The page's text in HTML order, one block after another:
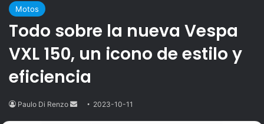
Motos
Todo sobre la nueva Vespa
VXL 150, un icono de estilo y
eficiencia
Paulo Di Renzo
Send2023-10-11